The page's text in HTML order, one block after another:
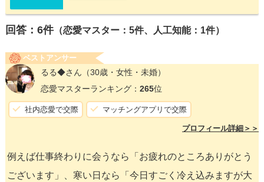
回答： 6件（恋愛マスター：5件、人工知能：1件）
ベストアンサー
るる◆さん （30歳・女性・未婚）
恋愛マスターランキング： 265位
社内恋愛で交際 マッチングアプリで交際
プロフィール詳細＞＞
例えば仕事終わりに会うなら「お疲れのところありがとう
ございます」、寒い日なら「今日すごく冷え込みますが大